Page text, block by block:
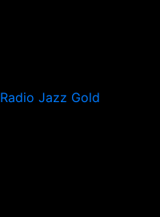
Radio Jazz Gold